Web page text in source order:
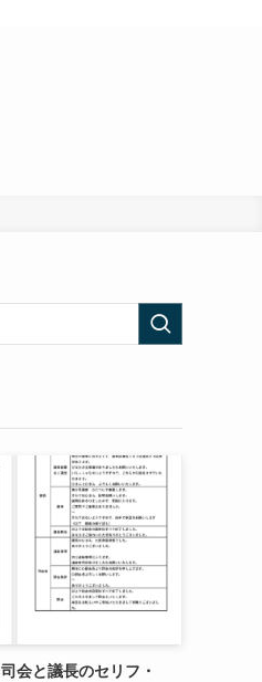
会と議長のセリフ・